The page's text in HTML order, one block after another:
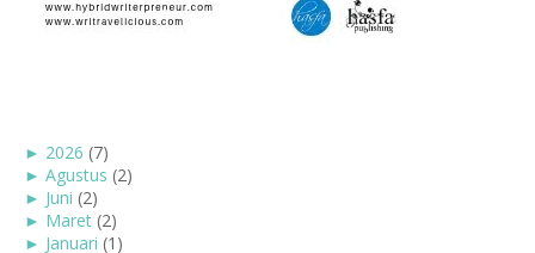
► 2026 (7)
► Agustus (2)
► Juni (2)
► Maret (2)
► Januari (1)